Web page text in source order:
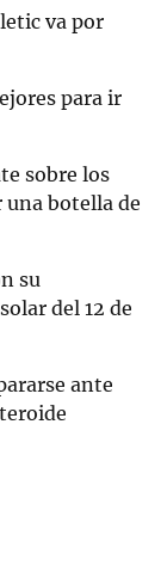
va por
para ir
sobre los
una botella de
su
del 12 de
ante